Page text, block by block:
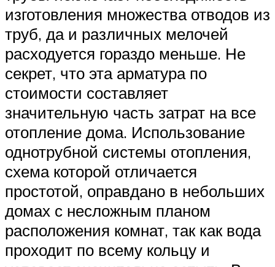
изготовления множества отводов из
труб, да и различных мелочей
расходуется гораздо меньше. Не
секрет, что эта арматура по
стоимости составляет
значительную часть затрат на все
отопление дома. Использование
однотрубной системы отопления,
схема которой отличается
простотой, оправдано в небольших
домах с несложным планом
расположения комнат, так как вода
проходит по всему кольцу и